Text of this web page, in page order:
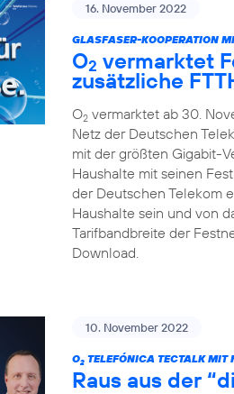
16. November 2022
GLASFASER-KOOPERATION
O2 vermarktet
zusätzliche
O2 vermarktet ab 30.
Netz der Deutschen
mit der größten Gigabit-
Haushalte mit seinen
der Deutschen Telekom
Haushalte sein und von
Tarifbandbreite der
Download.
10. November 2022
O2 TELEFÓNICA TECTALK
Raus aus der